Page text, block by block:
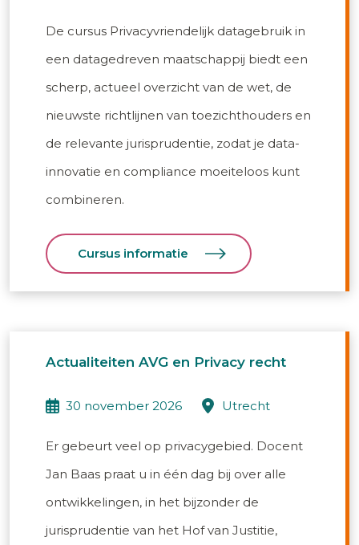
De cursus Privacyvriendelijk datagebruik in
een datagedreven maatschappij biedt een
scherp, actueel overzicht van de wet, de
nieuwste richtlijnen van toezichthouders en
de relevante jurisprudentie, zodat je data-
innovatie en compliance moeiteloos kunt
combineren.
Cursus informatie
Actualiteiten AVG en Privacy recht
30 november 2026 utrecht
Er gebeurt veel op privacygebied. Docent
Jan Baas praat u in één dag bij over alle
ontwikkelingen, in het bijzonder de
jurisprudentie van het Hof van Justitie,